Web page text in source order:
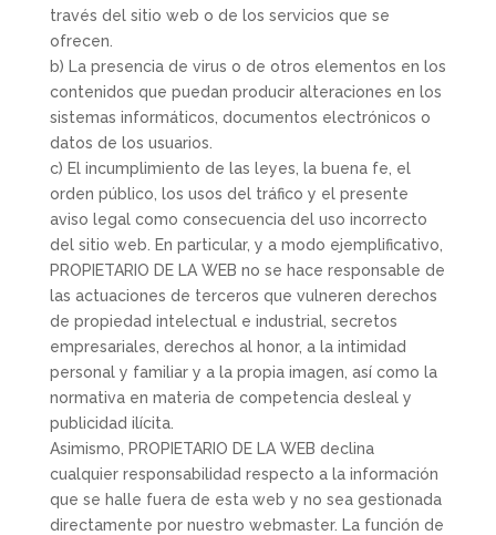
través del sitio web o de los servicios que se
ofrecen.
b) La presencia de virus o de otros elementos en los
contenidos que puedan producir alteraciones en los
sistemas informáticos, documentos electrónicos o
datos de los usuarios.
c) El incumplimiento de las leyes, la buena fe, el
orden público, los usos del tráfico y el presente
aviso legal como consecuencia del uso incorrecto
del sitio web. En particular, y a modo ejemplificativo,
PROPIETARIO DE LA WEB no se hace responsable de
las actuaciones de terceros que vulneren derechos
de propiedad intelectual e industrial, secretos
empresariales, derechos al honor, a la intimidad
personal y familiar y a la propia imagen, así como la
normativa en materia de competencia desleal y
publicidad ilícita.
Asimismo, PROPIETARIO DE LA WEB declina
cualquier responsabilidad respecto a la información
que se halle fuera de esta web y no sea gestionada
directamente por nuestro webmaster. La función de